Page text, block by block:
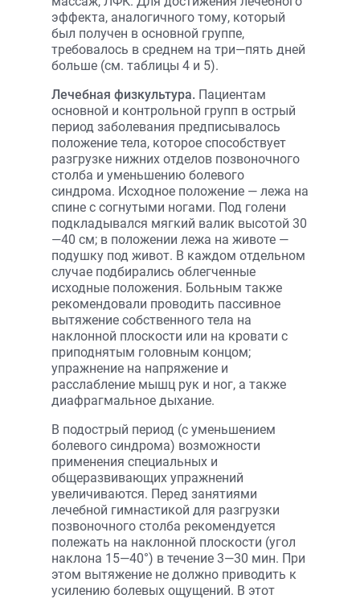
эффекта, аналогичного тому, который
был получен в основной группе,
требовалось в среднем на три—пять дней
больше (см. таблицы 4 и 5).
Лечебная физкультура. Пациентам
основной и контрольной групп в острый
период заболевания предписывалось
положение тела, которое способствует
разгрузке нижних отделов позвоночного
столба и уменьшению болевого
синдрома. Исходное положение — лежа на
спине с согнутыми ногами. Под голени
подкладывался мягкий валик высотой 30
—40 см; в положении лежа на животе —
подушку под живот. В каждом отдельном
случае подбирались облегченные
исходные положения. Больным также
рекомендовали проводить пассивное
вытяжение собственного тела на
наклонной плоскости или на кровати с
приподнятым головным концом;
упражнение на напряжение и
расслабление мышц рук и ног, а также
диафрагмальное дыхание.
В подострый период (с уменьшением
болевого синдрома) возможности
применения специальных и
общеразвивающих упражнений
увеличиваются. Перед занятиями
лечебной гимнастикой для разгрузки
позвоночного столба рекомендуется
полежать на наклонной плоскости (угол
наклона 15—40°) в течение 3—30 мин. При
этом вытяжение не должно приводить к
усилению болевых ощущений. В этот